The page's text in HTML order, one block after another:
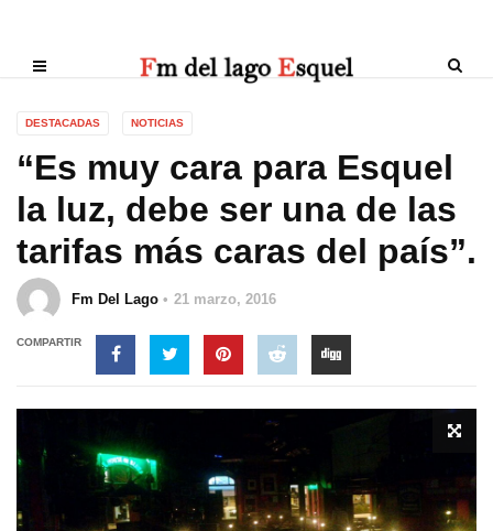
DESTACADAS NOTICIAS
“Es muy cara para Esquel
la luz, debe ser una de las
tarifas más caras del país”.
Fm Del Lago 21 marzo, 2016
COMPARTIR